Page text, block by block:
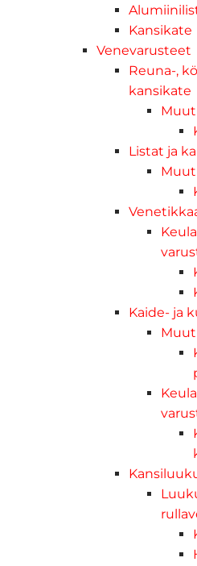
Kansikate
Venevarusteet
Reuna-,
kansikate
Listat ja
Kaide- ja